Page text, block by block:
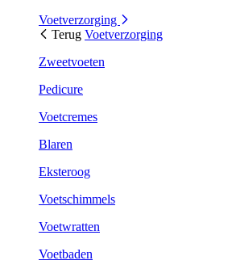
Voetverzorging
Terug Voetverzorging
Zweetvoeten
Pedicure
Voetcremes
Blaren
Eksteroog
Voetschimmels
Voetwratten
Voetbaden